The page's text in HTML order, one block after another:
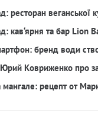
ресторан веганської
кав‘ярня та бар Lion
бренд води
Ковриженко про
мангале: рецепт от